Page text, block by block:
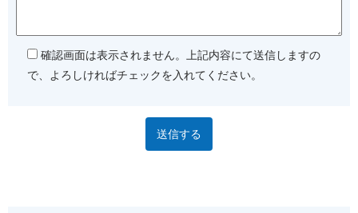
確認画面は表示されません。上記内容にて送信しますの
で、よろしければチェックを入れてください。